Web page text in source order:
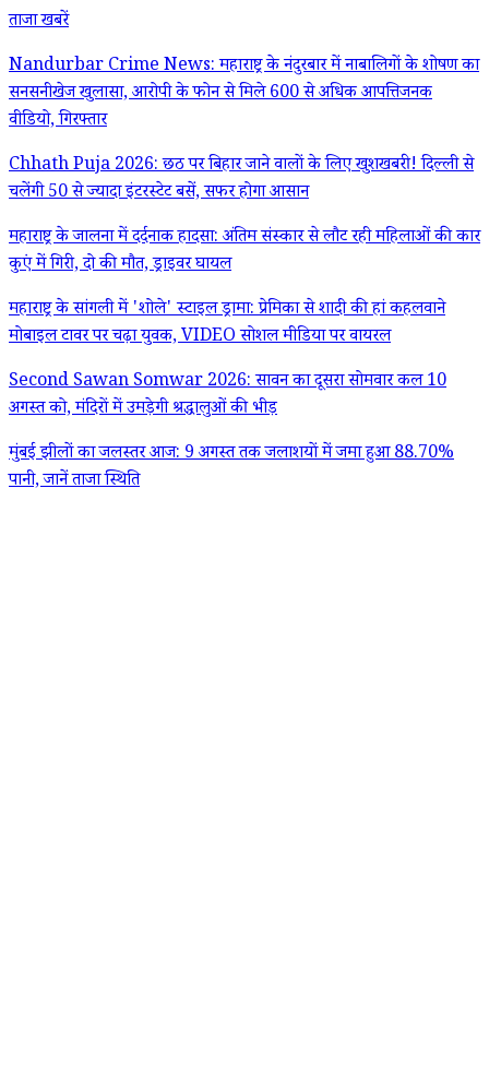
ताजा खबरें
Nandurbar Crime News: महाराष्ट्र के नंदुरबार में नाबालिगों के शोषण का
सनसनीखेज खुलासा, आरोपी के फोन से मिले 600 से अधिक आपत्तिजनक
वीडियो, गिरफ्तार
Chhath Puja 2026: छठ पर बिहार जाने वालों के लिए खुशखबरी! दिल्ली से
चलेंगी 50 से ज्यादा इंटरस्टेट बसें, सफर होगा आसान
महाराष्ट्र के जालना में दर्दनाक हादसा: अंतिम संस्कार से लौट रही महिलाओं की कार
कुएं में गिरी, दो की मौत, ड्राइवर घायल
महाराष्ट्र के सांगली में 'शोले' स्टाइल ड्रामा: प्रेमिका से शादी की हां कहलवाने
मोबाइल टावर पर चढ़ा युवक, VIDEO सोशल मीडिया पर वायरल
Second Sawan Somwar 2026: सावन का दूसरा सोमवार कल 10
अगस्त को, मंदिरों में उमड़ेगी श्रद्धालुओं की भीड़
मुंबई झीलों का जलस्तर आज: 9 अगस्त तक जलाशयों में जमा हुआ 88.70%
पानी, जानें ताजा स्थिति